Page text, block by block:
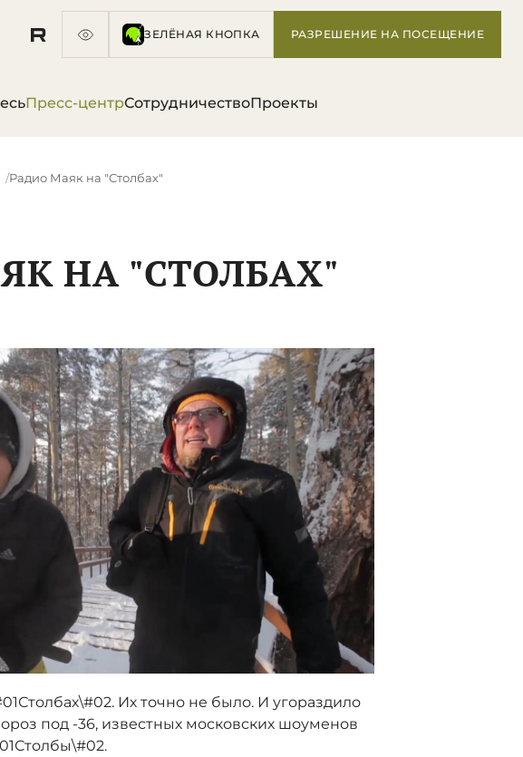
ЗЕЛЁНАЯ КНОПКА РАЗРЕШЕНИЕ НА ПОСЕЩЕНИЕ
Пресс-центрСотрудничествоПроекты
Радио Маяк на "Столбах"
НА "СТОЛБАХ"
Их точно не было. И угораздило
под -36, известных московских шоуменов